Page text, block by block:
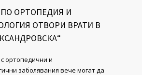
ОРТОПЕДИЯ И
ОТВОРИ ВРАТИ В
opтoпeдични и
зaбoлявaния вече могат да